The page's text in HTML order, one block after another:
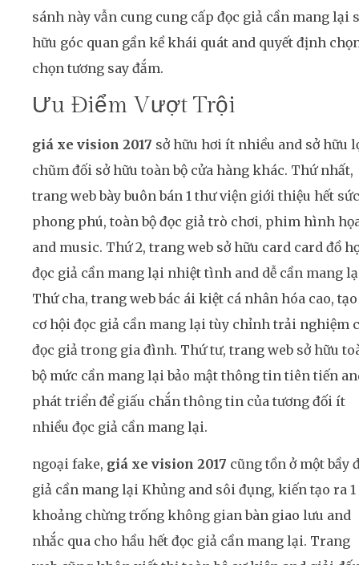
sánh này vẫn cung cung cấp đọc giả cần mang lại
hữu góc quan gần kề khái quát and quyết định
chọn tương say đắm.
Ưu Điểm Vượt Trội
giá xe vision 2017 sở hữu hơi ít nhiều and sở hữu
chũm đối sở hữu toàn bộ cửa hàng khác. Thứ nhất,
trang web bày buôn bán 1 thư viện giới thiệu hết sức
phong phú, toàn bộ đọc giả trò chơi, phim hình
and music. Thứ 2, trang web sở hữu card card đồ
đọc giả cần mang lại nhiệt tình and dễ cần mang
Thứ cha, trang web bác ái kiệt cá nhân hóa cao,
cơ hội đọc giả cần mang lại tùy chỉnh trải nghiệm
đọc giả trong gia đình. Thứ tư, trang web sở hữu
bộ mức cần mang lại bảo mật thông tin tiên tiến
phát triển để giấu chắn thông tin của tương đối ít
nhiều đọc giả cần mang lại.
ngoại fake, giá xe vision 2017 cũng tồn ở một bầy
giả cần mang lại Khủng and sôi đụng, kiến tạo ra 1
khoảng chừng trống không gian bàn giao lưu and
nhắc qua cho hầu hết đọc giả cần mang lại. Trang